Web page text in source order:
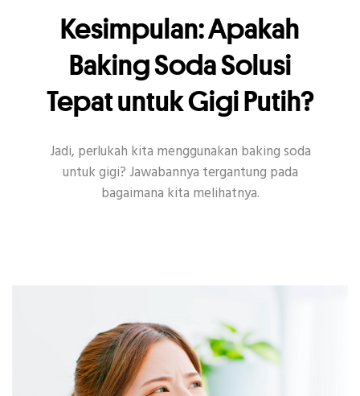
Kesimpulan: Apakah
Baking Soda Solusi
Tepat untuk Gigi Putih?
Jadi, perlukah kita menggunakan baking soda
untuk gigi? Jawabannya tergantung pada
bagaimana kita melihatnya.